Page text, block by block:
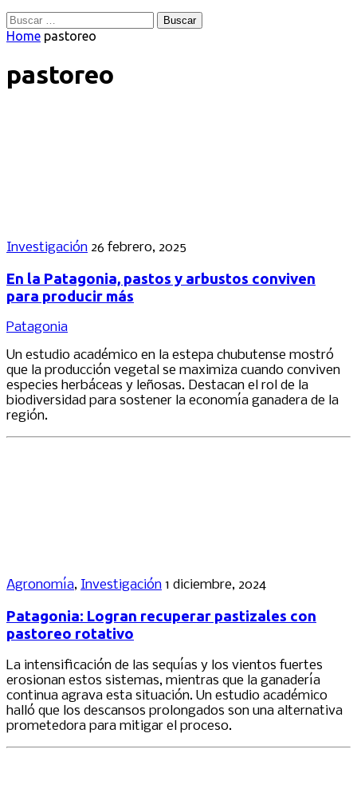
Buscar:
Home pastoreo
pastoreo
Investigación 26 febrero, 2025
En la Patagonia, pastos y arbustos conviven
para producir más
Patagonia
Un estudio académico en la estepa chubutense mostró
que la producción vegetal se maximiza cuando conviven
especies herbáceas y leñosas. Destacan el rol de la
biodiversidad para sostener la economía ganadera de la
región.
Agronomía, Investigación 1 diciembre, 2024
Patagonia: Logran recuperar pastizales con
pastoreo rotativo
La intensificación de las sequías y los vientos fuertes
erosionan estos sistemas, mientras que la ganadería
continua agrava esta situación. Un estudio académico
halló que los descansos prolongados son una alternativa
prometedora para mitigar el proceso.